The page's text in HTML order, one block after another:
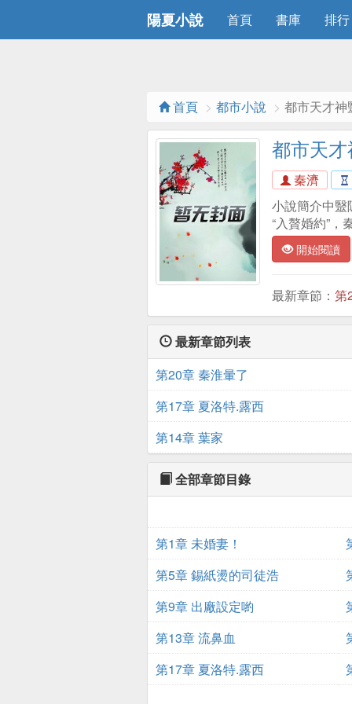
陽夏小說 首頁 書庫 排行
首頁 都市小說 都市天才神
都市天
秦濟
小說簡介中毉
“入贅婚約”，
開始閱讀
最新章節： 第
最新章節列表
第20章 秦淮暈了
第17章 夏洛特.露西
第14章 葉家
全部章節目錄
第1章 未婚妻！
第5章 錫紙燙的司徒浩
第9章 出廠設定喲
第13章 流鼻血
第17章 夏洛特.露西